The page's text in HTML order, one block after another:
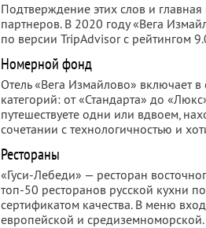
Подтверждение этих слов и
партнеров. В 2020 году «Вега
по версии TripAdvisor с рейтингом
Номерной фонд
Отель «Вега Измайлово» включает
категорий: от «Стандарта» до
путешествуете одни или вдвоем,
сочетании с технологичностью и
Рестораны
«Гуси-Лебеди» — ресторан
топ-50 ресторанов русской кухни
сертификатом качества. В меню
европейской и средиземноморской.